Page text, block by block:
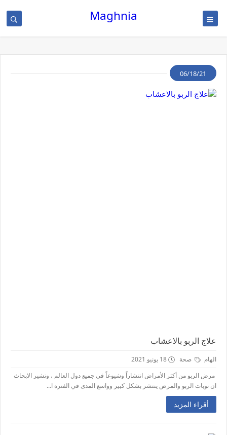
Maghnia
06/18/21
علاج الربو بالاعشاب
الهام صحة
18 يونيو 2021
مرض الربو من أكثر الأمراض انتشاراً وشيوعاً في جميع دول العالم ، وتشير الابحاث
ان نوبات الربو والمرض ينتشر بشكل كبير وواسع المدى في الفترة ا...
أقراء المزيد